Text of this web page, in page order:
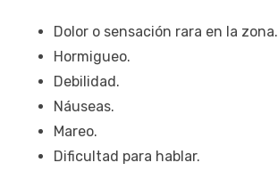
Dolor o sensación rara en la zona.
Hormigueo.
Debilidad.
Náuseas.
Mareo.
Dificultad para hablar.